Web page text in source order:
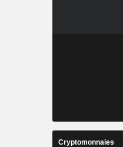
Cryptomonnaies